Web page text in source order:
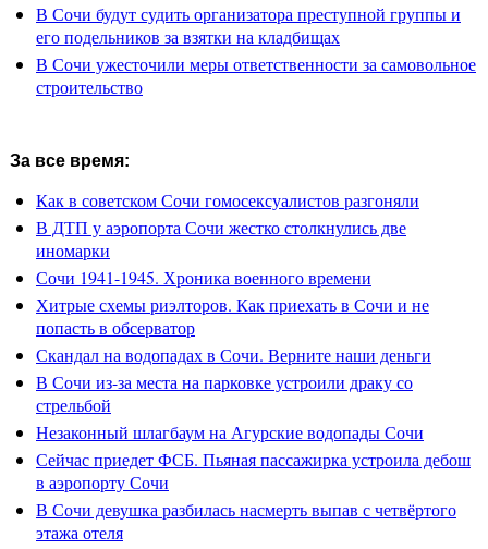
В Сочи будут судить организатора преступной группы и
его подельников за взятки на кладбищах
В Сочи ужесточили меры ответственности за самовольное
строительство
За все время:
Как в советском Сочи гомосексуалистов разгоняли
В ДТП у аэропорта Сочи жестко столкнулись две
иномарки
Сочи 1941-1945. Хроника военного времени
Хитрые схемы риэлторов. Как приехать в Сочи и не
попасть в обсерватор
Скандал на водопадах в Сочи. Верните наши деньги
В Сочи из-за места на парковке устроили драку со
стрельбой
Незаконный шлагбаум на Агурские водопады Сочи
Сейчас приедет ФСБ. Пьяная пассажирка устроила дебош
в аэропорту Сочи
В Сочи девушка разбилась насмерть выпав с четвёртого
этажа отеля